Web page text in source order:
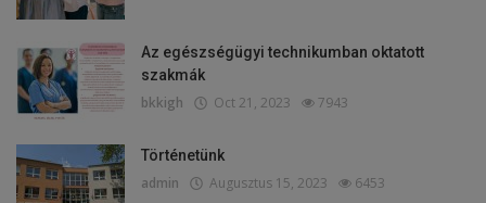
Az egészségügyi technikumban oktatott
szakmák
bkkigh Oct 21, 2023 7943
Történetünk
admin Augusztus 15, 2023 6453